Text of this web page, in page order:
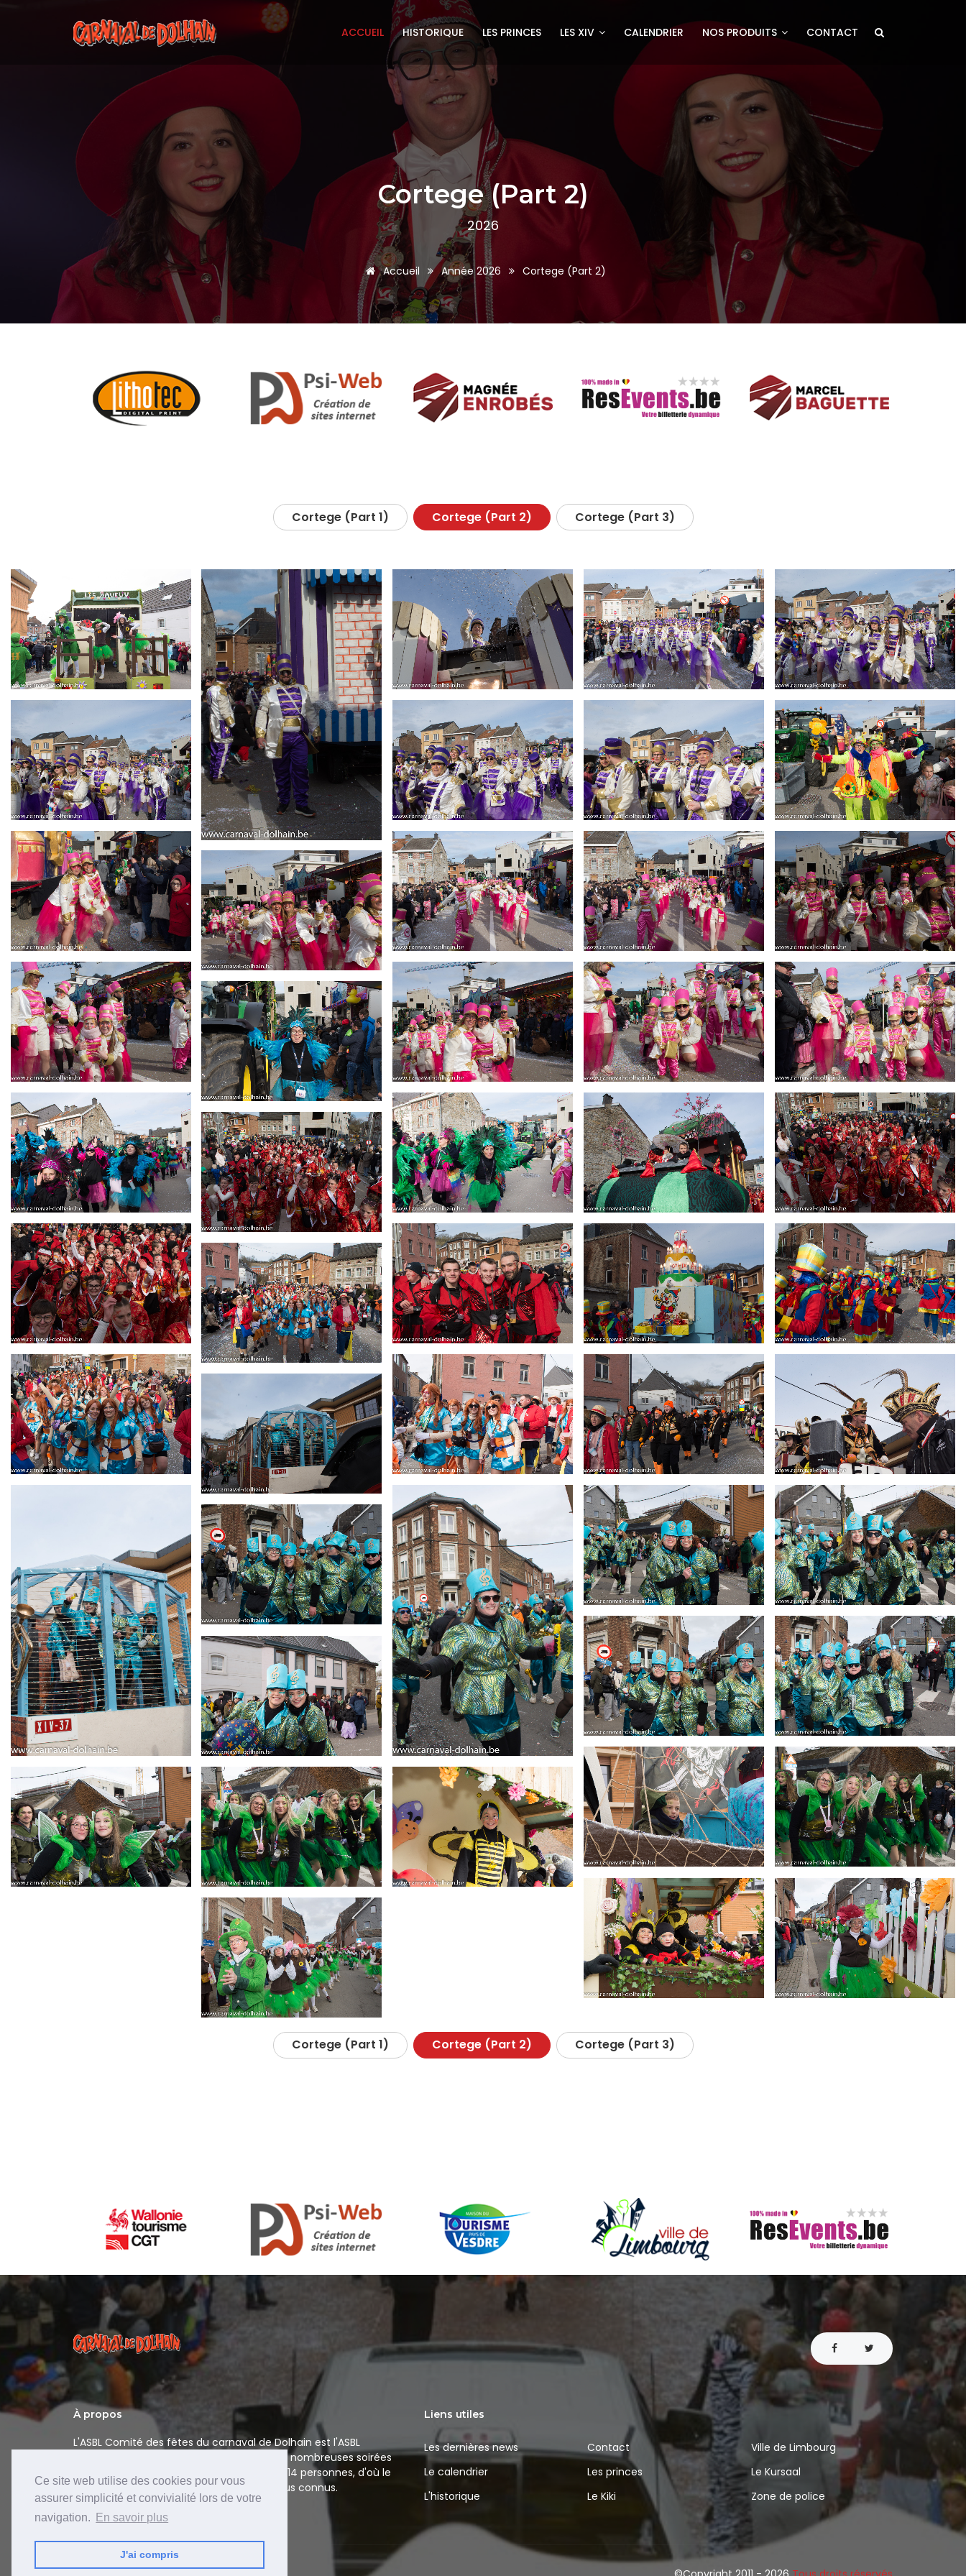
Ce site web utilise des cookies pour vous
assurer simplicité et convivialité lors de votre
navigation.
En savoir plus
J'ai compris
ACCUEIL HISTORIQUE LES PRINCES LES XIV CALENDRIER NOS PRODUITS CONTACT
Cortege (Part 2)
2026
Accueil Année 2026 Cortege (Part 2)
Cortege (Part 1) Cortege (Part 2) Cortege (Part 3)
Cortege (Part 1) Cortege (Part 2) Cortege (Part 3)
À propos
L'ASBL Comité des fêtes du carnaval de Dolhain est l'ASBL
organisatrice du carnaval de Dolhain et de nombreuses soirées
s'y rapportant. Le comité est composé de 14 personnes, d'où le
nom "les XIV" sous lequel nous sommes plus connus.
Liens utiles
Les dernières news
Le calendrier
L'historique
Contact
Les princes
Le Kiki
Ville de Limbourg
Le Kursaal
Zone de police